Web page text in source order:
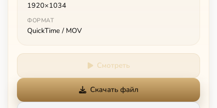
1920×1034
ФОРМАТ
QuickTime / MOV
Смотреть
Скачать файл